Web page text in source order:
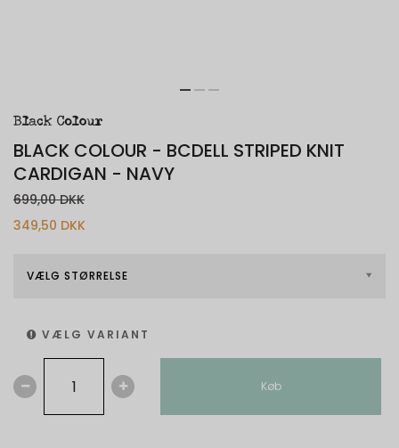
BLACK COLOUR - BCDELL STRIPED KNIT
CARDIGAN - NAVY
699,00 DKK
349,50 DKK
VÆLG STØRRELSE
VÆLG VARIANT
Køb